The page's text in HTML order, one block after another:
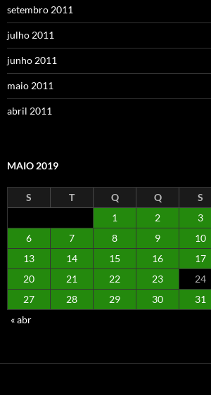
setembro 2011
julho 2011
junho 2011
maio 2011
abril 2011
MAIO 2019
S T Q Q S
1
2 3
6
7 8 9 10
13
14 15 16 17
20
21 22 23 24
27
28 29 30
31
« abr